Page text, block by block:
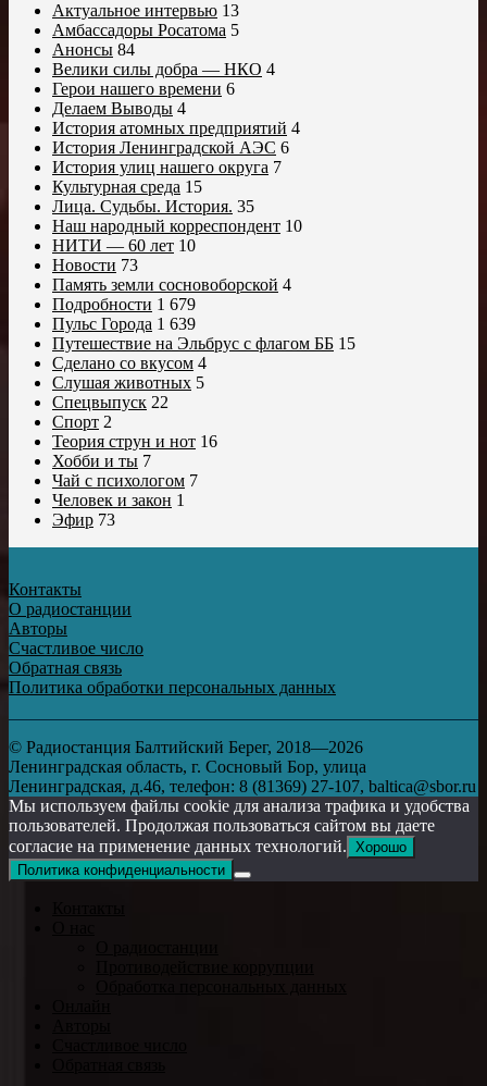
Актуальное интервью 13
Амбассадоры Росатома 5
Анонсы 84
Велики силы добра — НКО 4
Герои нашего времени 6
Делаем Выводы 4
История атомных предприятий 4
История Ленинградской АЭС 6
История улиц нашего округа 7
Культурная среда 15
Лица. Судьбы. История. 35
Наш народный корреспондент 10
НИТИ — 60 лет 10
Новости 73
Память земли сосновоборской 4
Подробности 1 679
Пульс Города 1 639
Путешествие на Эльбрус с флагом ББ 15
Сделано со вкусом 4
Слушая животных 5
Спецвыпуск 22
Спорт 2
Теория струн и нот 16
Хобби и ты 7
Чай с психологом 7
Человек и закон 1
Эфир 73
Контакты
О радиостанции
Авторы
Счастливое число
Обратная связь
Политика обработки персональных данных
© Радиостанция Балтийский Берег, 2018—2026
Ленинградская область, г. Сосновый Бор, улица
Ленинградская, д.46, телефон: 8 (81369) 27-107, baltica@sbor.ru
Мы используем файлы cookie для анализа трафика и удобства
пользователей. Продолжая пользоваться сайтом вы даете
согласие на применение данных технологий. Хорошо
Политика конфиденциальности